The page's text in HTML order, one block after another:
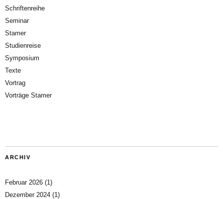
Schriftenreihe
Seminar
Stamer
Studienreise
Symposium
Texte
Vortrag
Vorträge Stamer
ARCHIV
Februar 2026 (1)
Dezember 2024 (1)